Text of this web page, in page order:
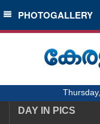
SECTIONS
HOME
NOTIFIED NEWS
PHOTOGALLERY
DAY IN PICS